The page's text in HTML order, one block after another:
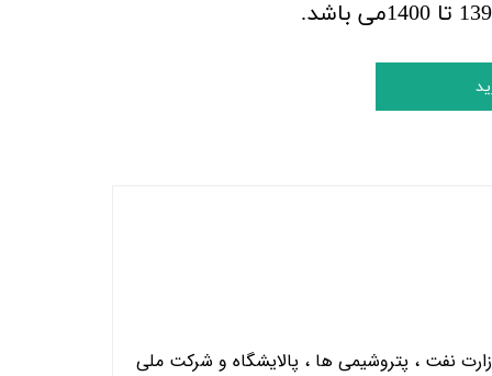
نفت ، پتروشیمی ها ، پالایشگاه و شرکت ملی